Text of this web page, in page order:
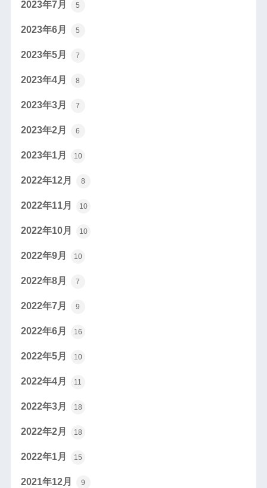
2023年7月 5
2023年6月 5
2023年5月 7
2023年4月 8
2023年3月 7
2023年2月 6
2023年1月 10
2022年12月 8
2022年11月 10
2022年10月 10
2022年9月 10
2022年8月 7
2022年7月 9
2022年6月 16
2022年5月 10
2022年4月 11
2022年3月 18
2022年2月 18
2022年1月 15
2021年12月 9